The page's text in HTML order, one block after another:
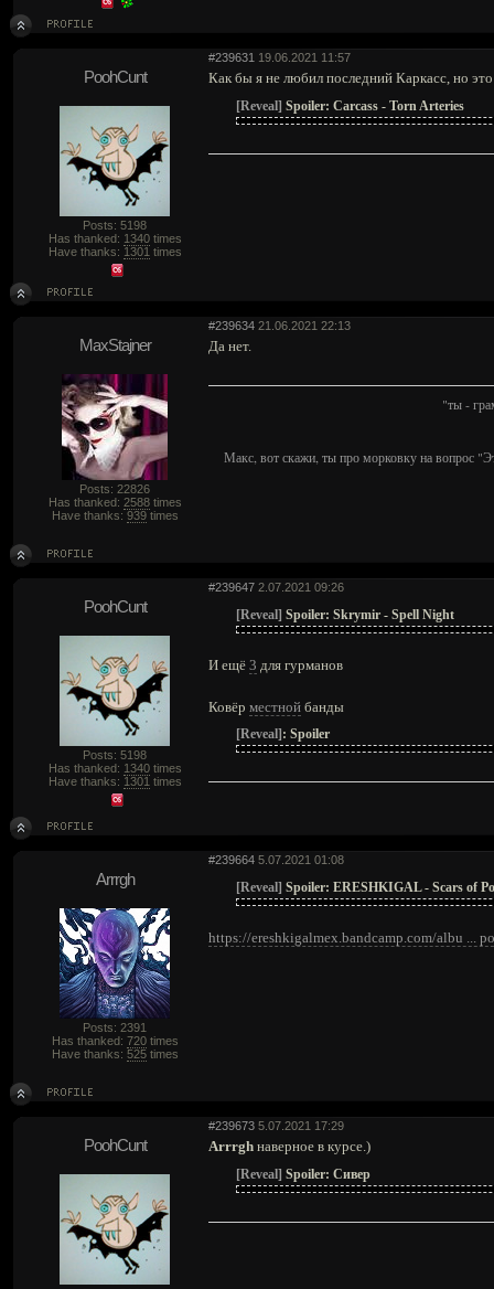
#239631 19.06.2021 11:57
PoohCunt
Posts: 5198
Has thanked: 1340times
Have thanks: 1301 times
Как бы я не любил последний Каркасс, но
[Reveal] Spoiler: Carcass - Torn Arteries
#239634 21.06.2021 22:13
MaxStajner
Posts: 22826
Has thanked: 2588times
Have thanks: 939times
Да нет.
"ты -
Макс, вот скажи, ты про морковку на вопрос
#239647 2.07.2021 09:26
PoohCunt
Posts: 5198
Has thanked: 1340times
Have thanks: 1301 times
[Reveal] Spoiler: Skrymir - Spell Night
И ещё 3 для гурманов
Ковёр местной банды
[Reveal] : Spoiler
#239664 5.07.2021 01:08
Arrrgh
Posts: 2391
Has thanked: 720times
Have thanks: 525times
[Reveal] Spoiler: ERESHKIGAL - Scars of
https://ereshkigalmex.bandcamp.com/albu ...
#239673 5.07.2021 17:29
PoohCunt Arrrgh наверное в курсе.)
[Reveal] Spoiler: Сивер